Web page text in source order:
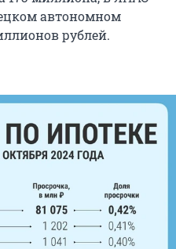
автономном
рублей.